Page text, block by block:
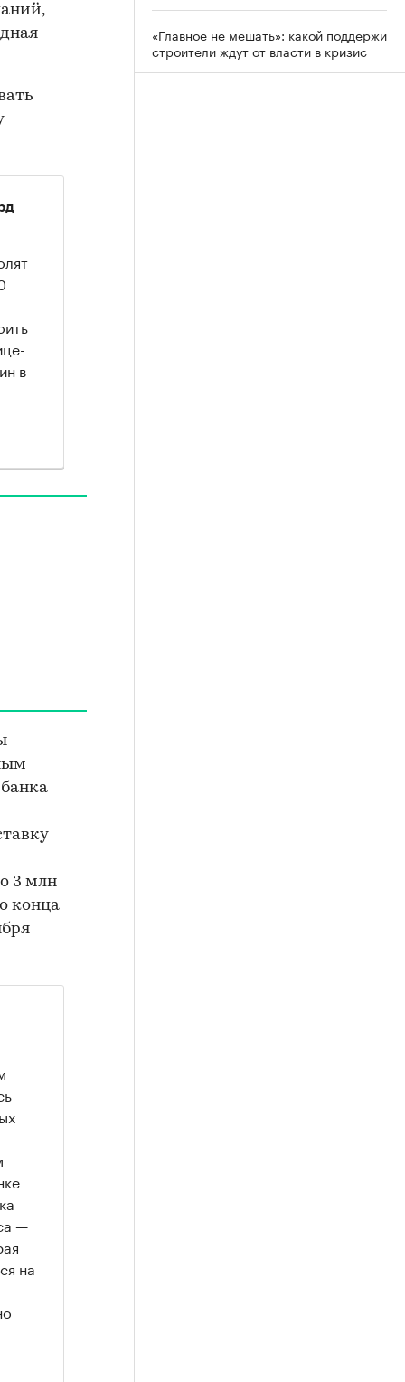
в
3 млн
конца
—
на
«Главное не мешать»: какой поддержи
строители ждут от власти в кризис